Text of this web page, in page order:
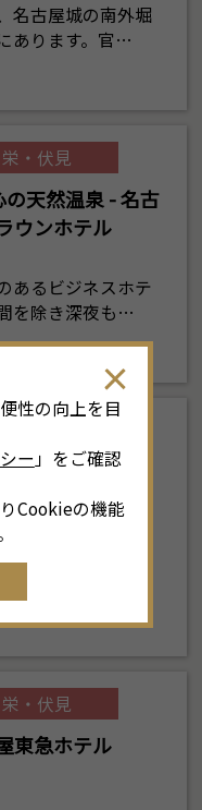
名古屋城の南外堀
あります。官…
栄・伏見
の天然温泉 - 名古
ウンホテル
あるビジネスホテ
を除き深夜も…
ン名古屋
路伏見に位置す
階、地下3階の…
栄・伏見
東急ホテル
性の向上を目
ー 」をご確認
Cookieの機能